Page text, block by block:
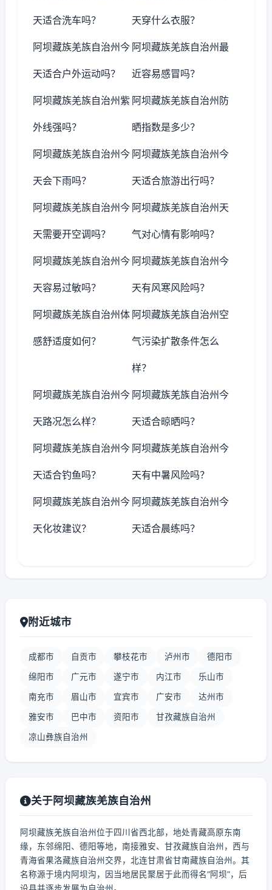
天适合洗车吗？ 天穿什么衣服？
阿坝藏族羌族自治州今
天适合户外运动吗？
阿坝藏族羌族自治州最
近容易感冒吗？
阿坝藏族羌族自治州紫
外线强吗？
阿坝藏族羌族自治州防
晒指数是多少？
阿坝藏族羌族自治州今
天会下雨吗？
阿坝藏族羌族自治州今
天适合旅游出行吗？
阿坝藏族羌族自治州今
天需要开空调吗？
阿坝藏族羌族自治州天
气对心情有影响吗？
阿坝藏族羌族自治州今
天容易过敏吗？
阿坝藏族羌族自治州今
天有风寒风险吗？
阿坝藏族羌族自治州体
感舒适度如何？
阿坝藏族羌族自治州空
气污染扩散条件怎么
样？
阿坝藏族羌族自治州今
天路况怎么样？
阿坝藏族羌族自治州今
天适合晾晒吗？
阿坝藏族羌族自治州今
天适合钓鱼吗？
阿坝藏族羌族自治州今
天有中暑风险吗？
阿坝藏族羌族自治州今
天化妆建议？
阿坝藏族羌族自治州今
天适合晨练吗？
附近城市
成都市 自贡市 攀枝花市 泸州市 德阳市
绵阳市 广元市 遂宁市 内江市 乐山市
南充市 眉山市 宜宾市 广安市 达州市
雅安市 巴中市 资阳市 甘孜藏族自治州
凉山彝族自治州
关于阿坝藏族羌族自治州
阿坝藏族羌族自治州位于四川省西北部，地处青藏高原东南
缘，东邻绵阳、德阳等地，南接雅安、甘孜藏族自治州，西与
青海省果洛藏族自治州交界，北连甘肃省甘南藏族自治州。其
名称源于境内阿坝沟，因当地居民聚居于此而得名“阿坝”，后